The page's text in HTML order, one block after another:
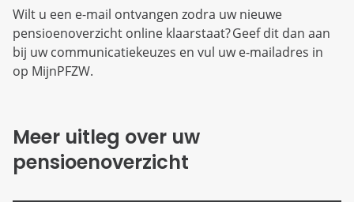
Wilt u een e-mail ontvangen zodra uw nieuwe
pensioenoverzicht online klaarstaat? Geef dit dan aan
bij uw communicatiekeuzes en vul uw e-mailadres in
op MijnPFZW.
Meer uitleg over uw
pensioenoverzicht